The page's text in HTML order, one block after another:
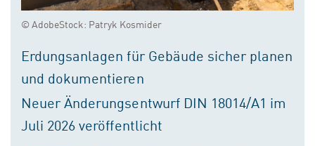
© AdobeStock: Patryk Kosmider
Erdungsanlagen für Gebäude sicher planen
und dokumentieren
Neuer Änderungsentwurf DIN 18014/A1 im
Juli 2026 veröffentlicht